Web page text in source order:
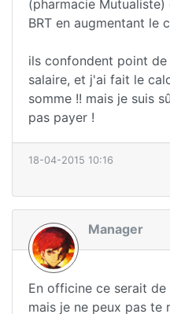
(pharmacie
BRT en augmentant le
ils confondent point
salaire, et j'ai fait le
somme !! mais je suis
pas payer !
18-04-2015 10:16
Manager
En officine ce serait
mais je ne peux pas te